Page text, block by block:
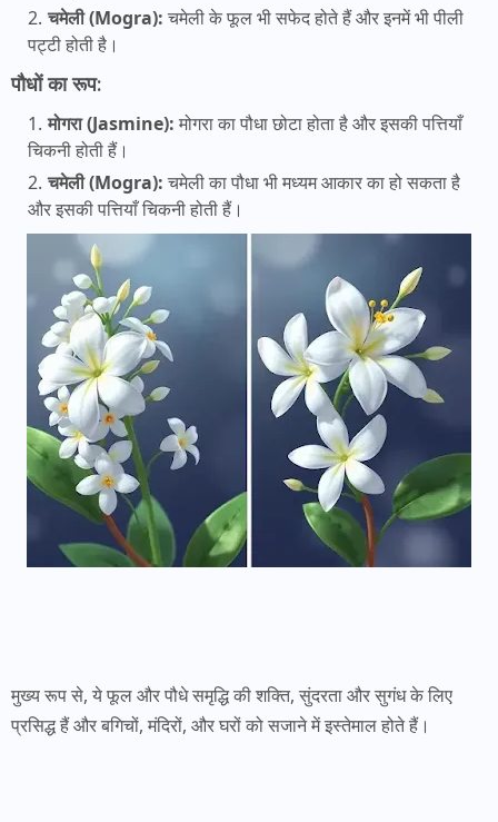
चमेली (Mogra): चमेली के फूल भी सफेद होते हैं और इनमें भी पीली
पट्टी होती है।
पौधों का रूप:
मोगरा (Jasmine): मोगरा का पौधा छोटा होता है और इसकी पत्तियाँ
चिकनी होती हैं।
चमेली (Mogra): चमेली का पौधा भी मध्यम आकार का हो सकता है
और इसकी पत्तियाँ चिकनी होती हैं।
मुख्य रूप से, ये फूल और पौधे समृद्धि की शक्ति, सुंदरता और सुगंध के लिए
प्रसिद्ध हैं और बगिचों, मंदिरों, और घरों को सजाने में इस्तेमाल होते हैं।